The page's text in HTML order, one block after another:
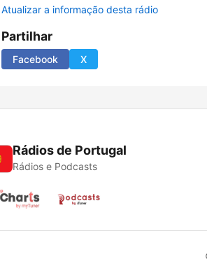
Atualizar a informação desta rádio
Partilhar
Facebook X
Rádios de Portugal
Rádios e Podcasts